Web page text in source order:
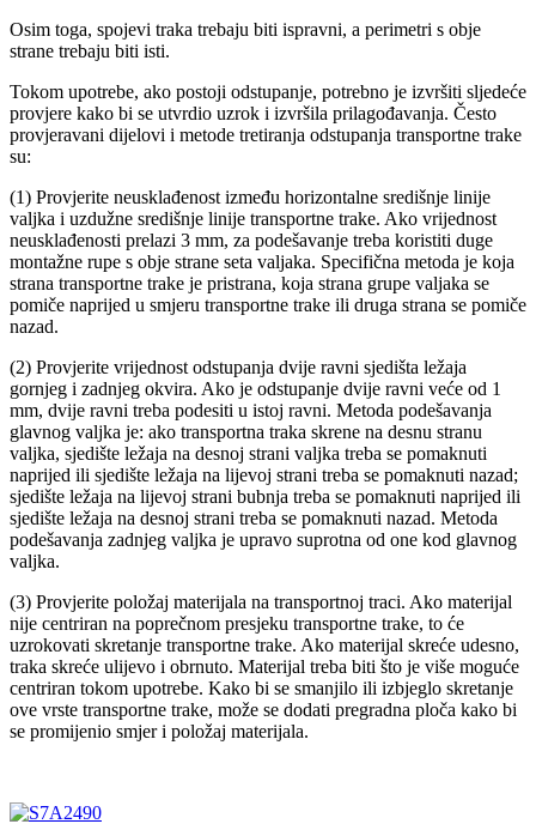
Osim toga, spojevi traka trebaju biti ispravni, a perimetri s obje
strane trebaju biti isti.
Tokom upotrebe, ako postoji odstupanje, potrebno je izvršiti sljedeće
provjere kako bi se utvrdio uzrok i izvršila prilagođavanja. Često
provjeravani dijelovi i metode tretiranja odstupanja transportne trake
su:
(1) Provjerite neusklađenost između horizontalne središnje linije
valjka i uzdužne središnje linije transportne trake. Ako vrijednost
neusklađenosti prelazi 3 mm, za podešavanje treba koristiti duge
montažne rupe s obje strane seta valjaka. Specifična metoda je koja
strana transportne trake je pristrana, koja strana grupe valjaka se
pomiče naprijed u smjeru transportne trake ili druga strana se pomiče
nazad.
(2) Provjerite vrijednost odstupanja dvije ravni sjedišta ležaja
gornjeg i zadnjeg okvira. Ako je odstupanje dvije ravni veće od 1
mm, dvije ravni treba podesiti u istoj ravni. Metoda podešavanja
glavnog valjka je: ako transportna traka skrene na desnu stranu
valjka, sjedište ležaja na desnoj strani valjka treba se pomaknuti
naprijed ili sjedište ležaja na lijevoj strani treba se pomaknuti nazad;
sjedište ležaja na lijevoj strani bubnja treba se pomaknuti naprijed ili
sjedište ležaja na desnoj strani treba se pomaknuti nazad. Metoda
podešavanja zadnjeg valjka je upravo suprotna od one kod glavnog
valjka.
(3) Provjerite položaj materijala na transportnoj traci. Ako materijal
nije centriran na poprečnom presjeku transportne trake, to će
uzrokovati skretanje transportne trake. Ako materijal skreće udesno,
traka skreće ulijevo i obrnuto. Materijal treba biti što je više moguće
centriran tokom upotrebe. Kako bi se smanjilo ili izbjeglo skretanje
ove vrste transportne trake, može se dodati pregradna ploča kako bi
se promijenio smjer i položaj materijala.